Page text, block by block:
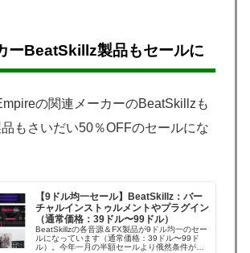
ーBeatSkillz製品もセールに
の関連メーカーのBeatSkillzも
もさいだい50％OFFのセールにな
【9ドル均一セール】BeatSkillz：バー
チャルインストゥルメントやプラグイン
（通常価格：39ドル〜99ドル）
BeatSkillzの各音源＆FX製品が9ドル均一のセー
ルになっています（通常価格：39ドル〜99ド
ル）。今年一月の半額セールより俄然条件が良